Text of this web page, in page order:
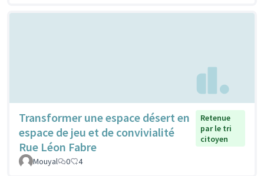
Transformer une espace désert en
espace de jeu et de convivialité
Rue Léon Fabre
Retenue
par le tri
citoyen
Mouyal 0 4